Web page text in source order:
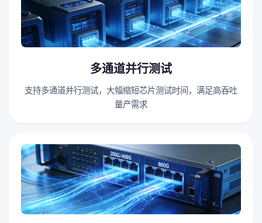
多通道并行测试
支持多通道并行测试，大幅缩短芯片测试时间，满足高吞吐
量产需求